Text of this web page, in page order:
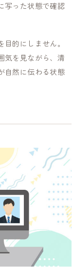
写った状態で確認
的にしません。
気を見ながら、清
自然に伝わる状態